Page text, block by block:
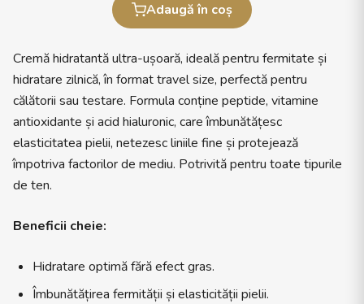
Adaugă în coș
Cremă hidratantă ultra-ușoară, ideală pentru fermitate și
hidratare zilnică, în format travel size, perfectă pentru
călătorii sau testare. Formula conține peptide, vitamine
antioxidante și acid hialuronic, care îmbunătățesc
elasticitatea pielii, netezesc liniile fine și protejează
împotriva factorilor de mediu. Potrivită pentru toate tipurile
de ten.
Beneficii cheie:
Hidratare optimă fără efect gras.
Îmbunătățirea fermității și elasticității pielii.